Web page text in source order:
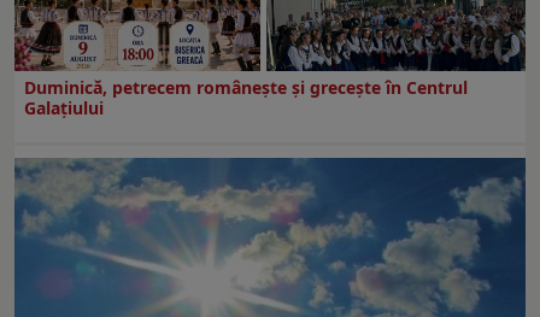
Duminică, petrecem româneşte şi greceşte în Centrul
Galaţiului